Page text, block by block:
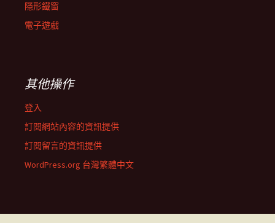
隱形鐵窗
電子遊戲
其他操作
登入
訂閱網站內容的資訊提供
訂閱留言的資訊提供
WordPress.org 台灣繁體中文